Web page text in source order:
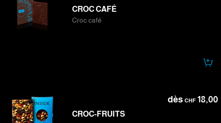
CROC CAFÉ
Croc café
dès CHF18,00
CROC-FRUITS